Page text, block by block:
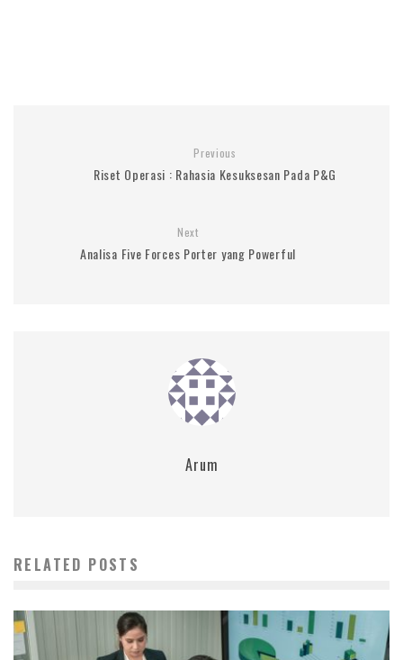
Previous
Riset Operasi : Rahasia Kesuksesan Pada P&G
Next
Analisa Five Forces Porter yang Powerful
Arum
RELATED POSTS